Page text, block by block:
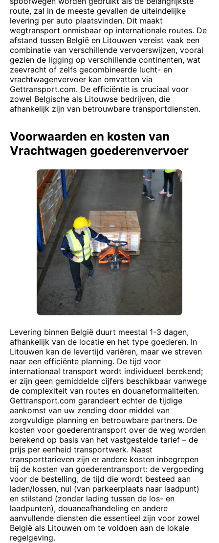
route, zal in de meeste gevallen de uiteindelijke
levering per auto plaatsvinden. Dit maakt
wegtransport onmisbaar op internationale routes. De
afstand tussen België en Litouwen vereist vaak een
combinatie van verschillende vervoerswijzen, vooral
gezien de ligging op verschillende continenten, wat
zeevracht of zelfs gecombineerde lucht- en
vrachtwagenvervoer kan omvatten via
Gettransport.com. De efficiëntie is cruciaal voor
zowel Belgische als Litouwse bedrijven, die
afhankelijk zijn van betrouwbare transportdiensten.
Voorwaarden en kosten van
Vrachtwagen goederenvervoer
Levering binnen België duurt meestal 1-3 dagen,
afhankelijk van de locatie en het type goederen. In
Litouwen kan de levertijd variëren, maar we streven
naar een efficiënte planning. De tijd voor
internationaal transport wordt individueel berekend;
er zijn geen gemiddelde cijfers beschikbaar vanwege
de complexiteit van routes en douaneformaliteiten.
Gettransport.com garandeert echter de tijdige
aankomst van uw zending door middel van
zorgvuldige planning en betrouwbare partners. De
kosten voor goederentransport over de weg worden
berekend op basis van het vastgestelde tarief – de
prijs per eenheid transportwerk. Naast
transporttarieven zijn er andere kosten inbegrepen
bij de kosten van goederentransport: de vergoeding
voor de bestelling, de tijd die wordt besteed aan
laden/lossen, nul (van parkeerplaats naar laadpunt)
en stilstand (zonder lading tussen de los- en
laadpunten), douaneafhandeling en andere
aanvullende diensten die essentieel zijn voor zowel
België als Litouwen om te voldoen aan de lokale
regelgeving.